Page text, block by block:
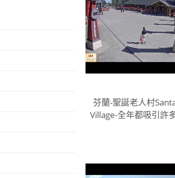
芬蘭-聖誕老人村
Village-全年都吸引許